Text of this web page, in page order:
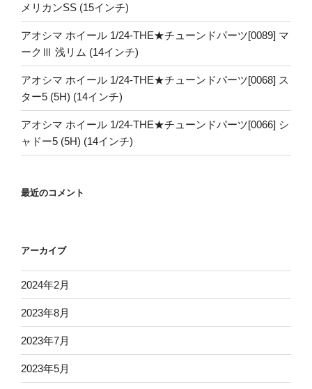
メリカンSS (15インチ)
アオシマ ホイール 1/24-THE★チューンドパーツ[0089] マ
ークⅢ 浅リム (14インチ)
アオシマ ホイール 1/24-THE★チューンドパーツ[0068] ス
ター5 (5H) (14インチ)
アオシマ ホイール 1/24-THE★チューンドパーツ[0066] シ
ャドー5 (5H) (14インチ)
最近のコメント
アーカイブ
2024年2月
2023年8月
2023年7月
2023年5月